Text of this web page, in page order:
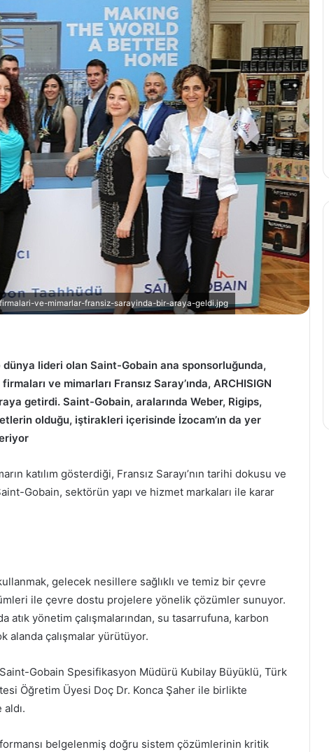
ve-mimarlar-fransiz-sarayinda-bir-araya-geldi.jpg
lideri olan Saint-Gobain ana sponsorluğunda,
ve mimarları Fransız Saray’ında, ARCHISIGN
getirdi. Saint-Gobain, aralarında Weber, Rigips,
olduğu, iştirakleri içerisinde İzocam’ın da yer
katılım gösterdiği, Fransız Sarayı’nın tarihi dokusu ve
Gobain, sektörün yapı ve hizmet markaları ile karar
gelecek nesillere sağlıklı ve temiz bir çevre
ile çevre dostu projelere yönelik çözümler sunuyor.
atık yönetim çalışmalarından, su tasarrufuna, karbon
alanda çalışmalar yürütüyor.
Gobain Spesifikasyon Müdürü Kubilay Büyüklü, Türk
Öğretim Üyesi Doç Dr. Konca Şaher ile birlikte
belgelenmiş doğru sistem çözümlerinin kritik
Bankalar
Altcoin’ler
Arasında
Yükselişte
Olan
29 Mayıs 2024
Altcoin’ler Arasında Yükselişte
Olan Projeler ve Potansiyelleri